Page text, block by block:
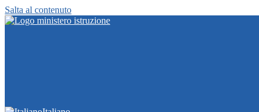
Salta al contenuto